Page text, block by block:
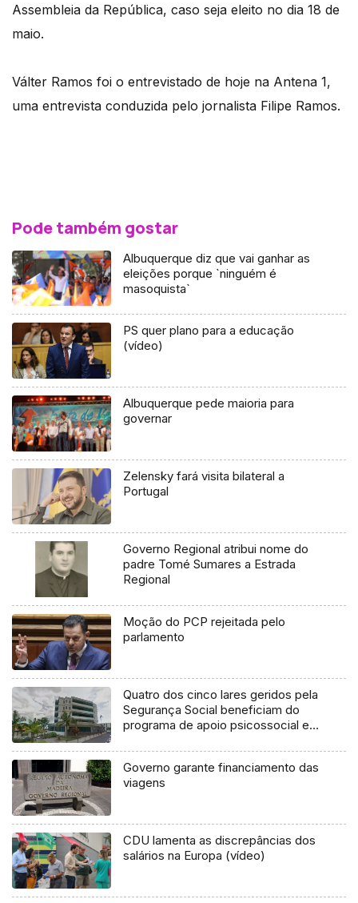
Assembleia da República, caso seja eleito no dia 18 de
maio.
Válter Ramos foi o entrevistado de hoje na Antena 1,
uma entrevista conduzida pelo jornalista Filipe Ramos.
Pode também gostar
Albuquerque diz que vai ganhar as
eleições porque `ninguém é
masoquista`
PS quer plano para a educação
(vídeo)
Albuquerque pede maioria para
governar
Zelensky fará visita bilateral a
Portugal
Governo Regional atribui nome do
padre Tomé Sumares a Estrada
Regional
Moção do PCP rejeitada pelo
parlamento
Quatro dos cinco lares geridos pela
Segurança Social beneficiam do
programa de apoio psicossocial e
Governo garante financiamento das
viagens
CDU lamenta as discrepâncias dos
salários na Europa (vídeo)